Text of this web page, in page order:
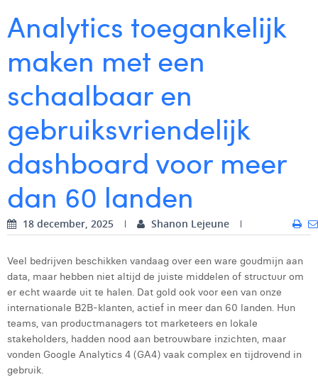
Camille Servais
Charlie Deschamps
Dhan Claes
Diane Tremouroux
Edouard Polet
Elio Civalleri
Eliott Pousset
Floriane Defacqz
Hanne Van Loock
Janne Beke
Jonas Geiregat
Justine Cremer
Certificeringen
Digital Business Analyst
Digital Business Consultant NL
Digital Business Intern
Analytics toegankelijk
maken met een
schaalbaar en
gebruiksvriendelijk
dashboard voor meer
dan 60 landen
18 december, 2025 Shanon Lejeune
Veel bedrijven beschikken vandaag over een ware goudmijn aan
data, maar hebben niet altijd de juiste middelen of structuur om
er echt waarde uit te halen. Dat gold ook voor een van onze
internationale B2B-klanten, actief in meer dan 60 landen. Hun
teams, van productmanagers tot marketeers en lokale
stakeholders, hadden nood aan betrouwbare inzichten, maar
vonden Google Analytics 4 (GA4) vaak complex en tijdrovend in
gebruik.